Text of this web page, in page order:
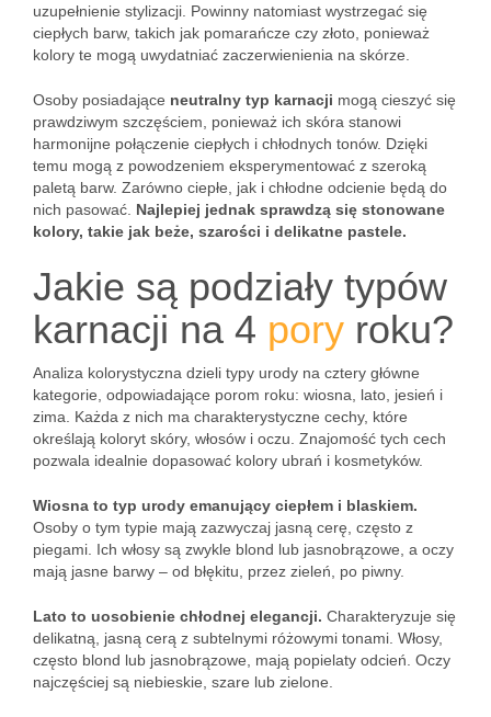
uzupełnienie stylizacji. Powinny natomiast wystrzegać się
ciepłych barw, takich jak pomarańcze czy złoto, ponieważ
kolory te mogą uwydatniać zaczerwienienia na skórze.
Osoby posiadające neutralny typ karnacji mogą cieszyć się
prawdziwym szczęściem, ponieważ ich skóra stanowi
harmonijne połączenie ciepłych i chłodnych tonów. Dzięki
temu mogą z powodzeniem eksperymentować z szeroką
paletą barw. Zarówno ciepłe, jak i chłodne odcienie będą do
nich pasować. Najlepiej jednak sprawdzą się stonowane
kolory, takie jak beże, szarości i delikatne pastele.
Jakie są podziały typów
karnacji na 4 pory roku?
Analiza kolorystyczna dzieli typy urody na cztery główne
kategorie, odpowiadające porom roku: wiosna, lato, jesień i
zima. Każda z nich ma charakterystyczne cechy, które
określają koloryt skóry, włosów i oczu. Znajomość tych cech
pozwala idealnie dopasować kolory ubrań i kosmetyków.
Wiosna to typ urody emanujący ciepłem i blaskiem.
Osoby o tym typie mają zazwyczaj jasną cerę, często z
piegami. Ich włosy są zwykle blond lub jasnobrązowe, a oczy
mają jasne barwy – od błękitu, przez zieleń, po piwny.
Lato to uosobienie chłodnej elegancji. Charakteryzuje się
delikatną, jasną cerą z subtelnymi różowymi tonami. Włosy,
często blond lub jasnobrązowe, mają popielaty odcień. Oczy
najczęściej są niebieskie, szare lub zielone.